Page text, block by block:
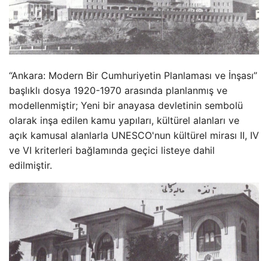
“Ankara: Modern Bir Cumhuriyetin Planlaması ve İnşası”
başlıklı dosya 1920-1970 arasında planlanmış ve
modellenmiştir; Yeni bir anayasa devletinin sembolü
olarak inşa edilen kamu yapıları, kültürel alanları ve
açık kamusal alanlarla UNESCO'nun kültürel mirası II, IV
ve VI kriterleri bağlamında geçici listeye dahil
edilmiştir.